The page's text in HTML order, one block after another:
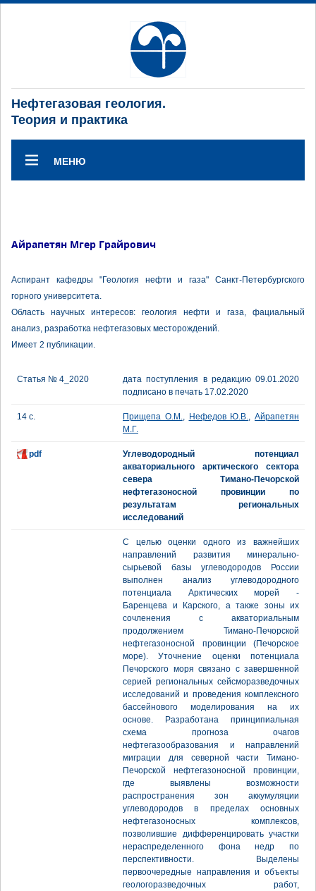
Нефтегазовая геология.
Теория и практика
МЕНЮ
Айрапетян Мгер Грайрович
Аспирант кафедры "Геология нефти и газа" Санкт-Петербургского
горного университета.
Область научных интересов: геология нефти и газа, фациальный
анализ, разработка нефтегазовых месторождений.
Имеет 2 публикации.
Статья № 4_2020
дата поступления в редакцию 09.01.2020
подписано в печать 17.02.2020
14 с. Прищепа О.М., Нефедов Ю.В., Айрапетян
М.Г.
pdf
Углеводородный потенциал
акваториального арктического сектора
севера Тимано-Печорской
нефтегазоносной провинции по
результатам региональных
исследований
С целью оценки одного из важнейших
направлений развития минерально-
сырьевой базы углеводородов России
выполнен анализ углеводородного
потенциала Арктических морей -
Баренцева и Карского, а также зоны их
сочленения с акваториальным
продолжением Тимано-Печорской
нефтегазоносной провинции (Печорское
море). Уточнение оценки потенциала
Печорского моря связано с завершенной
серией региональных сейсморазведочных
исследований и проведения комплексного
бассейнового моделирования на их
основе. Разработана принципиальная
схема прогноза очагов
нефтегазообразования и направлений
миграции для северной части Тимано-
Печорской нефтегазоносной провинции,
где выявлены возможности
распространения зон аккумуляции
углеводородов в пределах основных
нефтегазоносных комплексов,
позволившие дифференцировать участки
нераспределенного фона недр по
перспективности. Выделены
первоочередные направления и объекты
геологоразведочных работ,